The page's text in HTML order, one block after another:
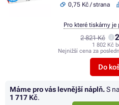
0,75 Kč / strana
2 821 Kč
1 802 Kč
Nejnižší cena za
Do
Pro které tiskárny
Máme pro vás levnější náplň.S
1 717 Kč.